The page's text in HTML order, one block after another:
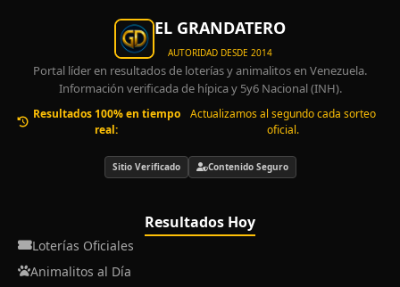
EL GRANDATERO
AUTORIDAD DESDE 2014
Portal líder en resultados de loterías y animalitos en Venezuela.
Información verificada de hípica y 5y6 Nacional (INH).
Resultados 100% en tiempo
real:
Actualizamos al segundo cada sorteo
oficial.
Sitio Verificado Contenido Seguro
Resultados Hoy
Loterías Oficiales
Animalitos al Día